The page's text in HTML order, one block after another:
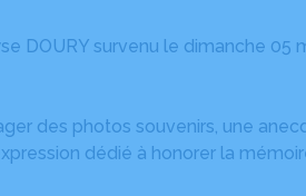
DOURY survenu le dimanche 05
des photos souvenirs, une
dédié à honorer la